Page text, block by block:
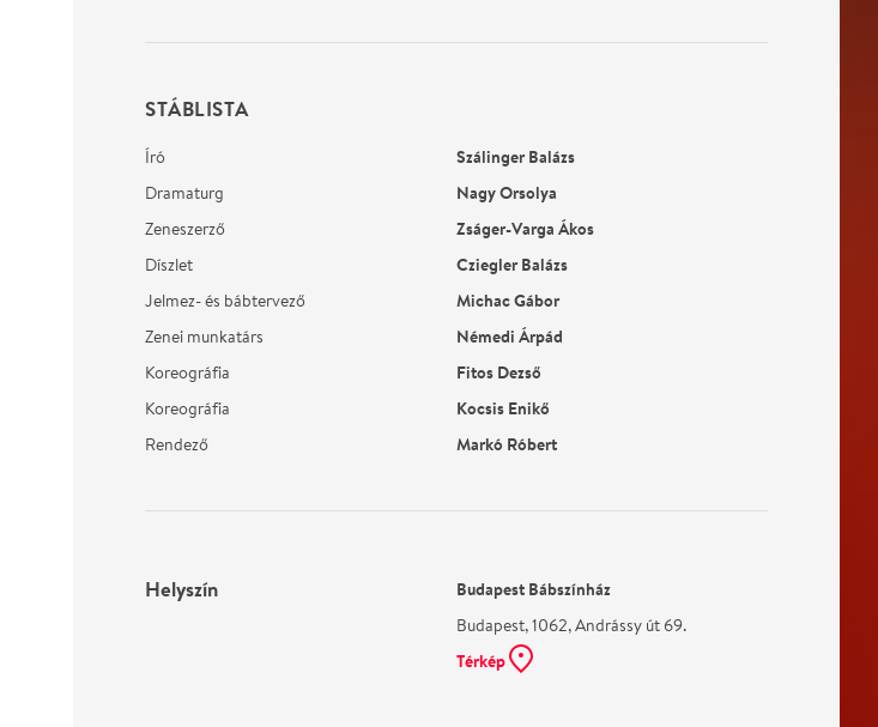
STÁBLISTA
Író Szálinger Balázs
Dramaturg Nagy Orsolya
Zeneszerző Zságer-Varga Ákos
Díszlet Cziegler Balázs
Jelmez- és bábtervező Michac Gábor
Zenei munkatárs Némedi Árpád
Koreográfia Fitos Dezső
Koreográfia Kocsis Enikő
Rendező Markó Róbert
Helyszín Budapest Bábszínház
Budapest, 1062, Andrássy út 69.
Térkép